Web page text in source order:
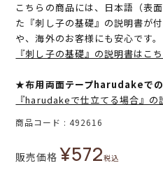
こちらの商品には、日本語（表
た『刺し子の基礎』の説明書が
や、海外のお客様にも安心です。
『刺し子の基礎』の説明書はこ
★布用両面テープharudakeで
『harudakeで仕立てる場合』の
商品コード 492616
販売価格 ¥572税込